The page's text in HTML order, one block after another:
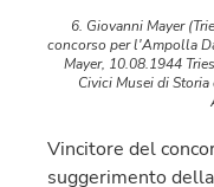
6. Giovanni Mayer
concorso per l'Ampolla
Mayer, 10.08.1944
Civici Musei di
Vincitore del
suggerimento